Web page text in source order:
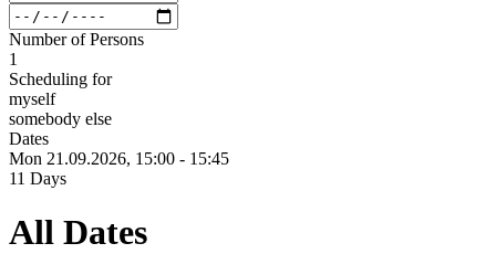
Number of Persons
1
Scheduling for
myself
somebody else
Dates
Mon 21.09.2026, 15:00 - 15:45
11 Days
All Dates